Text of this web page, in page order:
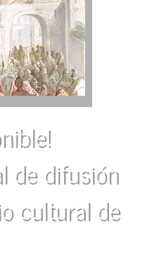
de difusión
cultural de